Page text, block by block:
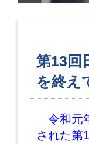
第13回
を終え
令和元
された第